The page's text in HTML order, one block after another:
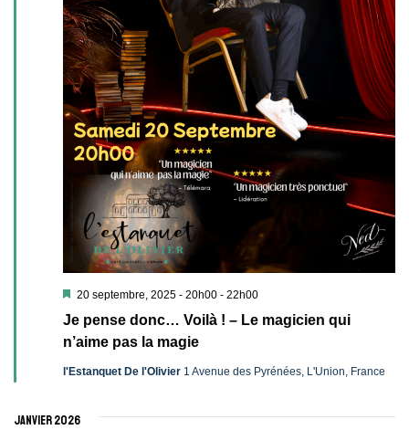
Je pense donc… Voilà ! – Le magicien qui
n’aime pas la magie
Mis
avant
20 septembre, 2025 - 20h00- 22h00
l'Estanquet De l'Olivier 1 Avenue des Pyrénées, L'Union, France
janvier 2026